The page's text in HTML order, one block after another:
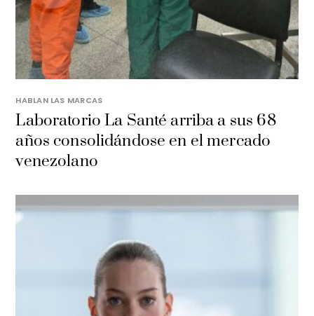
HABLAN LAS MARCAS
Laboratorio La Santé arriba a sus 68
años consolidándose en el mercado
venezolano